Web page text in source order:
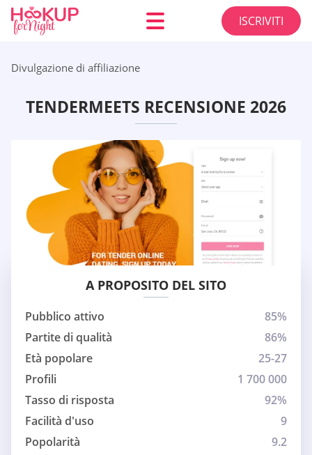
ISCRIVITI
Divulgazione di affiliazione
TENDERMEETS RECENSIONE 2026
A PROPOSITO DEL SITO
Pubblico attivo
85%
Partite di qualità
86%
Età popolare
25-27
Profili
1 700 000
Tasso di risposta
92%
Facilità d'uso
9
Popolarità
9.2